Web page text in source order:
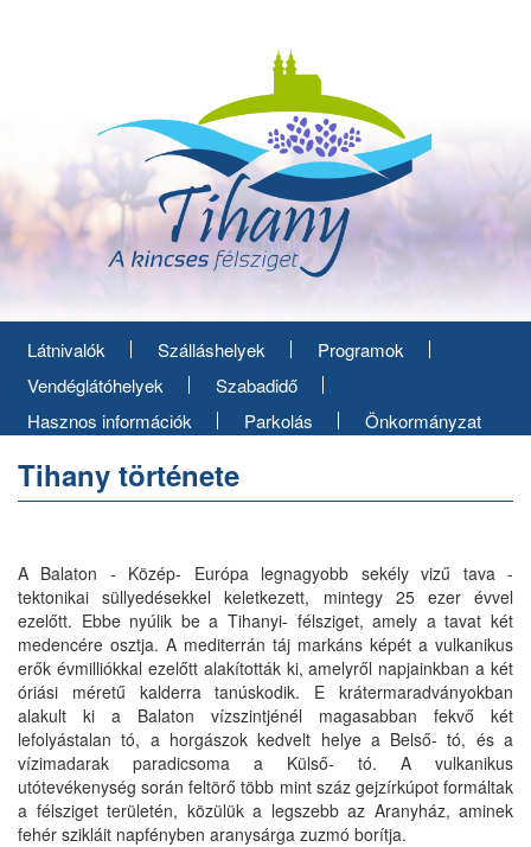
Látnivalók Szálláshelyek
Programok
Vendéglátóhelyek
Szabadidő
Hasznos információk
Parkolás Önkormányzat
Tihany története
A Balaton - Közép- Európa legnagyobb sekély vizű tava -
tektonikai süllyedésekkel keletkezett, mintegy 25 ezer évvel
ezelőtt. Ebbe nyúlik be a Tihanyi- félsziget, amely a tavat két
medencére osztja. A mediterrán táj markáns képét a vulkanikus
erők évmilliókkal ezelőtt alakították ki, amelyről napjainkban a két
óriási méretű kalderra tanúskodik. E krátermaradványokban
alakult ki a Balaton vízszintjénél magasabban fekvő két
lefolyástalan tó, a horgászok kedvelt helye a Belső- tó, és a
vízimadarak paradicsoma a Külső- tó. A vulkanikus
utótevékenység során feltörő több mint száz gejzírkúpot formáltak
a félsziget területén, közülük a legszebb az Aranyház, aminek
fehér szikláit napfényben aranysárga zuzmó borítja.